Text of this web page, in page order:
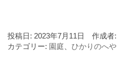
投稿日: 2023年7月11日 作成者:
カテゴリー: 園庭 ひかりのへや